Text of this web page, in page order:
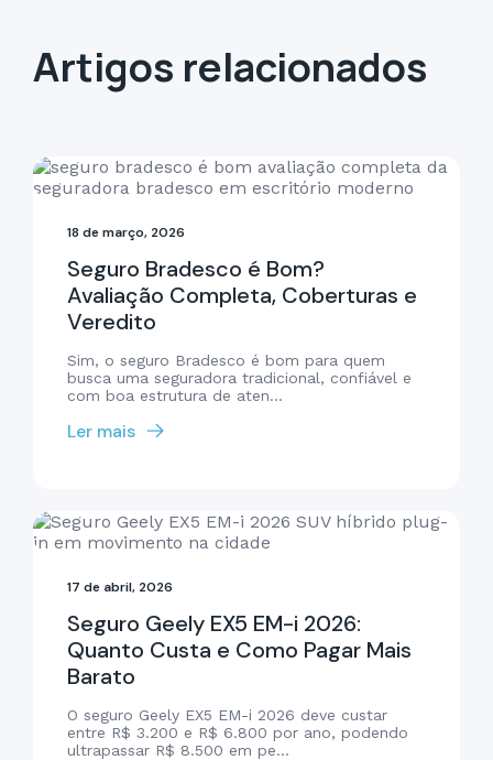
Artigos relacionados
18 de março, 2026
Seguro Bradesco é Bom?
Avaliação Completa, Coberturas e
Veredito
Sim, o seguro Bradesco é bom para quem
busca uma seguradora tradicional, confiável e
com boa estrutura de aten...
Ler mais
17 de abril, 2026
Seguro Geely EX5 EM-i 2026:
Quanto Custa e Como Pagar Mais
Barato
O seguro Geely EX5 EM-i 2026 deve custar
entre R$ 3.200 e R$ 6.800 por ano, podendo
ultrapassar R$ 8.500 em pe...